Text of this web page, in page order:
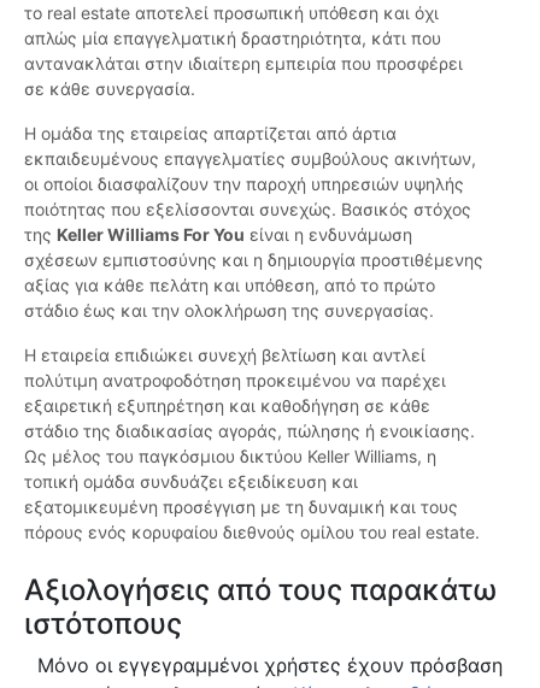
το real estate αποτελεί προσωπική υπόθεση και όχι
απλώς μία επαγγελματική δραστηριότητα, κάτι που
αντανακλάται στην ιδιαίτερη εμπειρία που προσφέρει
σε κάθε συνεργασία.
Η ομάδα της εταιρείας απαρτίζεται από άρτια
εκπαιδευμένους επαγγελματίες συμβούλους ακινήτων,
οι οποίοι διασφαλίζουν την παροχή υπηρεσιών υψηλής
ποιότητας που εξελίσσονται συνεχώς. Βασικός στόχος
της Keller Williams For You είναι η ενδυνάμωση
σχέσεων εμπιστοσύνης και η δημιουργία προστιθέμενης
αξίας για κάθε πελάτη και υπόθεση, από το πρώτο
στάδιο έως και την ολοκλήρωση της συνεργασίας.
Η εταιρεία επιδιώκει συνεχή βελτίωση και αντλεί
πολύτιμη ανατροφοδότηση προκειμένου να παρέχει
εξαιρετική εξυπηρέτηση και καθοδήγηση σε κάθε
στάδιο της διαδικασίας αγοράς, πώλησης ή ενοικίασης.
Ως μέλος του παγκόσμιου δικτύου Keller Williams, η
τοπική ομάδα συνδυάζει εξειδίκευση και
εξατομικευμένη προσέγγιση με τη δυναμική και τους
πόρους ενός κορυφαίου διεθνούς ομίλου του real estate.
Αξιολογήσεις από τους παρακάτω
ιστότοπους
Μόνο οι εγγεγραμμένοι χρήστες έχουν πρόσβαση